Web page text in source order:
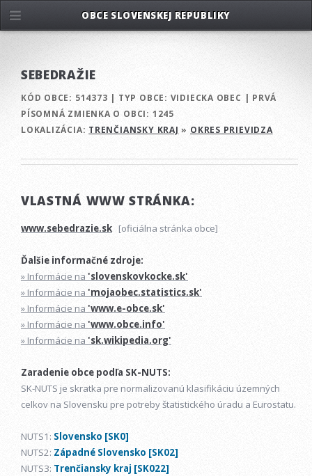
SEBEDRAŽIE
KÓD OBCE: 514373 | TYP OBCE: VIDIECKA OBEC | PRVÁ
PÍSOMNÁ ZMIENKA O OBCI: 1245
LOKALIZÁCIA: TRENČIANSKY KRAJ » OKRES PRIEVIDZA
VLASTNÁ WWW STRÁNKA:
www.sebedrazie.sk [oficiálna stránka obce]
Ďalšie informačné zdroje:
» Informácie na 'slovenskovkocke.sk'
» Informácie na 'mojaobec.statistics.sk'
» Informácie na 'www.e-obce.sk'
» Informácie na 'www.obce.info'
» Informácie na 'sk.wikipedia.org'
Zaradenie obce podľa SK-NUTS:
SK-NUTS je skratka pre normalizovanú klasifikáciu územných
celkov na Slovensku pre potreby štatistického úradu a Eurostatu.
NUTS1: Slovensko [SK0]
NUTS2: Západné Slovensko [SK02]
NUTS3: Trenčiansky kraj [SK022]
OBCE SLOVENSKEJ REPUBLIKY